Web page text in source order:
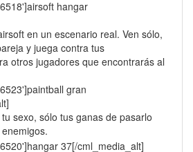
en un escenario real. Ven sólo,
y juega contra tus
otros jugadores que encontrarás al
sexo, sólo tus ganas de pasarlo